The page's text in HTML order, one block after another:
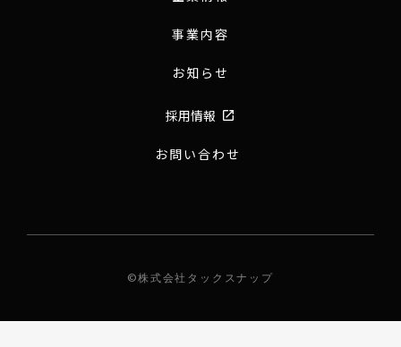
事業内容
お知らせ
採用情報 launch
お問い合わせ
©株式会社タックスナップ